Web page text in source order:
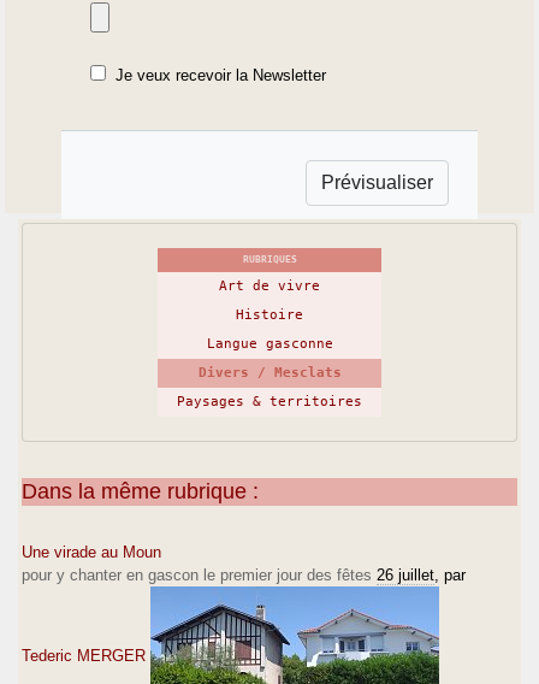
Je veux recevoir la Newsletter
RUBRIQUES
Art de vivre
Histoire
Langue gasconne
Divers / Mesclats
Paysages & territoires
Dans la même rubrique :
Une virade au Moun
pour y chanter en gascon le premier jour des fêtes 26 juillet , par
Tederic MERGER